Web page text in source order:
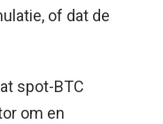
of dat de
spot-BTC
om en